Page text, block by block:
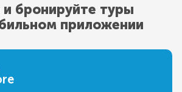
бронируйте туры
приложении